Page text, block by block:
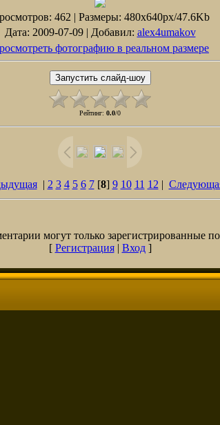
: 462 | Размеры: 480x640px/47.6Kb
Дата: 2009-07-09 | Добавил: alex4umakov
фотографию в реальном размере
Рейтинг: 0.0/0
| 2 3 4 5 6 7[8] 9 10 11 12 |
могут только зарегистрированные
[ Регистрация| Вход]